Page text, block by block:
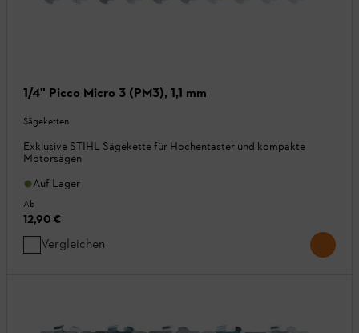
1/4" Picco Micro 3 (PM3), 1,1 mm
Sägeketten
Exklusive STIHL Sägekette für Hochentaster und kompakte
Motorsägen
Auf Lager
Ab
12,90 €
Vergleichen